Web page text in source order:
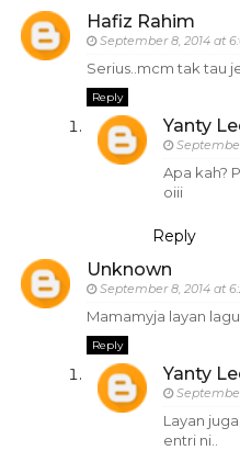
Hafiz Rahim
September 8, 2014 at
Serius..mcm tak tau
Reply
Yanty
Apa kah?
oiii
Reply
Unknown
September 8, 2014 at
Mamamyja layan
Reply
Yanty
Layan
entri ni..